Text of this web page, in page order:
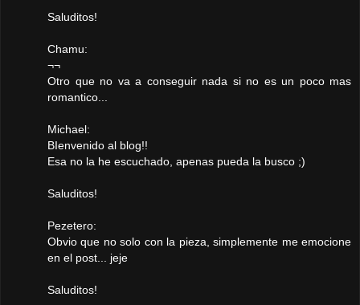
Saluditos!
Chamu:
¬¬
Otro que no va a conseguir nada si no es un poco mas
romantico...
Michael:
BIenvenido al blog!!
Esa no la he escuchado, apenas pueda la busco ;)
Saluditos!
Pezetero:
Obvio que no solo con la pieza, simplemente me emocione
en el post... jeje
Saluditos!